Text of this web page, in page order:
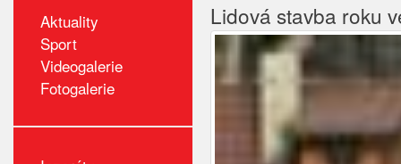
Aktuality
Sport
Videogalerie
Fotogalerie
Lidová stavba roku